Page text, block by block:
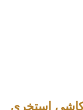
استخری